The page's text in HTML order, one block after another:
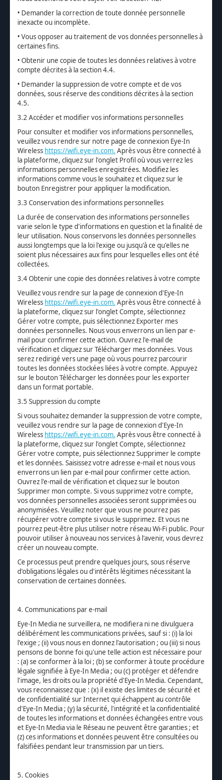
• Demander la correction de toute donnée personnelle
inexacte ou incomplète.
• Vous opposer au traitement de vos données personnelles à
certaines fins.
• Obtenir une copie de toutes les données relatives à votre
compte décrites à la section 4.4.
• Demander la suppression de votre compte et de vos
données, sous réserve des conditions décrites à la section
4.5.
3.2 Accéder et modifier vos informations personnelles
Pour consulter et modifier vos informations personnelles,
veuillez vous rendre sur notre page de connexion Eye-In
Wireless https://wifi.eye-in.com. Après vous être connecté à
la plateforme, cliquez sur l'onglet Profil où vous verrez les
informations personnelles enregistrées. Modifiez les
informations comme vous le souhaitez et cliquez sur le
bouton Enregistrer pour appliquer la modification.
3.3 Conservation des informations personnelles
La durée de conservation des informations personnelles
varie selon le type d'informations en question et la finalité de
leur utilisation. Nous conservons les données personnelles
aussi longtemps que la loi l'exige ou jusqu'à ce qu'elles ne
soient plus nécessaires aux fins pour lesquelles elles ont été
collectées.
3.4 Obtenir une copie des données relatives à votre compte
Veuillez vous rendre sur la page de connexion d'Eye-In
Wireless https://wifi.eye-in.com. Après vous être connecté à
la plateforme, cliquez sur l'onglet Compte, sélectionnez
Gérer votre compte, puis sélectionnez Exporter mes
données personnelles. Nous vous enverrons un lien par e-
mail pour confirmer cette action. Ouvrez l'e-mail de
vérification et cliquez sur Télécharger mes données. Vous
serez redirigé vers une page où vous pourrez parcourir
toutes les données stockées liées à votre compte. Appuyez
sur le bouton Télécharger les données pour les exporter
dans un format portable.
3.5 Suppression du compte
Si vous souhaitez demander la suppression de votre compte,
veuillez vous rendre sur la page de connexion d'Eye-In
Wireless https://wifi.eye-in.com. Après vous être connecté à
la plateforme, cliquez sur l'onglet Compte, sélectionnez
Gérer votre compte, puis sélectionnez Supprimer le compte
et les données. Saisissez votre adresse e-mail et nous vous
enverrons un lien par e-mail pour confirmer cette action.
Ouvrez l'e-mail de vérification et cliquez sur le bouton
Supprimer mon compte. Si vous supprimez votre compte,
vos données personnelles associées seront supprimées ou
anonymisées. Veuillez noter que vous ne pourrez pas
récupérer votre compte si vous le supprimez. Et vous ne
pourrez peut-être plus utiliser notre réseau Wi-Fi public. Pour
pouvoir utiliser à nouveau nos services à l'avenir, vous devrez
créer un nouveau compte.
Ce processus peut prendre quelques jours, sous réserve
d'obligations légales ou d'intérêts légitimes nécessitant la
conservation de certaines données.
4. Communications par e-mail
Eye-In Media ne surveillera, ne modifiera ni ne divulguera
délibérément les communications privées, sauf si : (i) la loi
l'exige ; (ii) vous nous en donnez l'autorisation ; ou (iii) si nous
pensons de bonne foi qu'une telle action est nécessaire pour
: (a) se conformer à la loi ; (b) se conformer à toute procédure
légale signifiée à Eye-In Media ; ou (c) protéger et défendre
l'image, les droits ou la propriété d'Eye-In Media. Cependant,
vous reconnaissez que : (x) il existe des limites de sécurité et
de confidentialité sur Internet qui échappent au contrôle
d'Eye-In Media ; (y) la sécurité, l'intégrité et la confidentialité
de toutes les informations et données échangées entre vous
et Eye-In Media via le Réseau ne peuvent être garanties ; et
(z) ces informations et données peuvent être consultées ou
falsifiées pendant leur transmission par un tiers.
5. Cookies